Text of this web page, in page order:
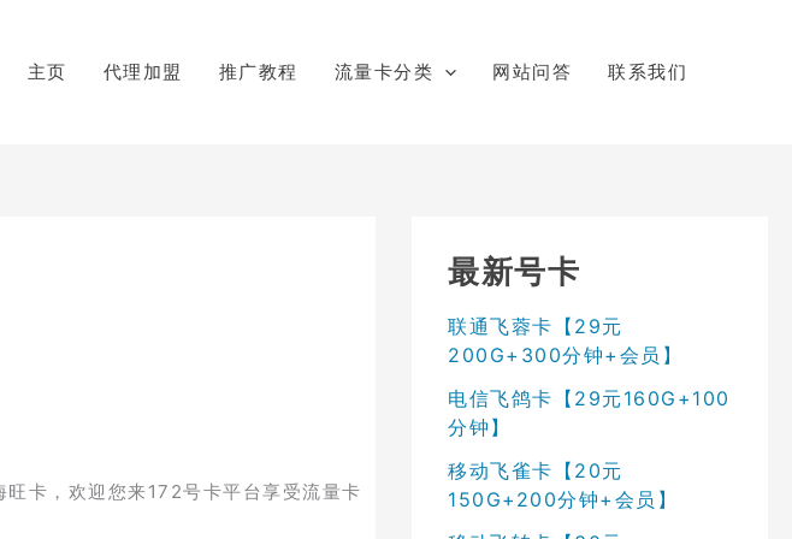
主页 代理加盟 推广教程 流量卡分类 网站问答 联系我们
卡，欢迎您来172号卡平台享受流量卡
最新号卡
联通飞蓉卡【29元
200G+300分钟+会员】
电信飞鸽卡【29元160G+100
分钟】
移动飞雀卡【20元
150G+200分钟+会员】